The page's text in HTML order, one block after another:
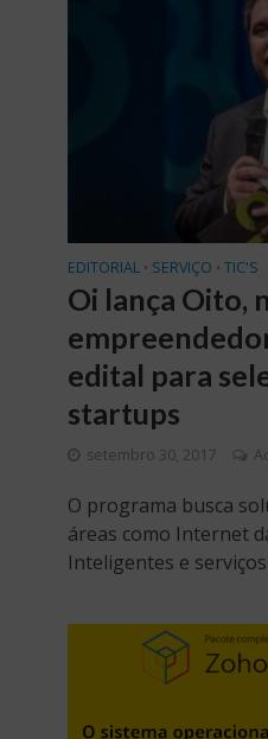
EDITORIAL • SERVIÇO • TIC'S
Oi lança Oito,
edital para
startups
setembro 30, 2017
O programa busca
áreas como Internet
Inteligentes e